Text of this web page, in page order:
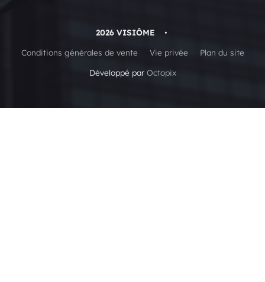
2026 VISIÔME •
Conditions générales de vente
Vie privée
Plan du site
Développé par Octopix